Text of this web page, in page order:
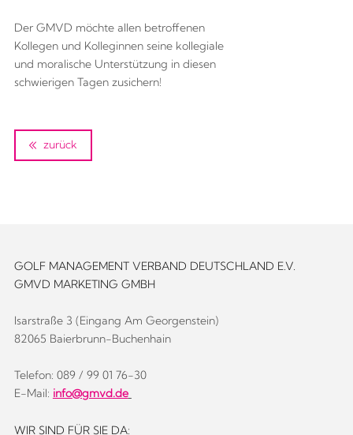
Der GMVD möchte allen betroffenen
Kollegen und Kolleginnen seine kollegiale
und moralische Unterstützung in diesen
schwierigen Tagen zusichern!
zurück
GOLF MANAGEMENT VERBAND DEUTSCHLAND E.V.
GMVD MARKETING GMBH
Isarstraße 3 (Eingang Am Georgenstein)
82065 Baierbrunn-Buchenhain
Telefon: 089 / 99 01 76-30
E-Mail: info@gmvd.de
WIR SIND FÜR SIE DA: